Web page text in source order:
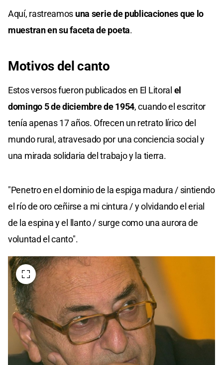
Aquí, rastreamos una serie de publicaciones que lo
muestran en su faceta de poeta.
Motivos del canto
Estos versos fueron publicados en El Litoral el
domingo 5 de diciembre de 1954, cuando el escritor
tenía apenas 17 años. Ofrecen un retrato lírico del
mundo rural, atravesado por una conciencia social y
una mirada solidaria del trabajo y la tierra.
"Penetro en el dominio de la espiga madura / sintiendo
el río de oro ceñirse a mi cintura / y olvidando el erial
de la espina y el llanto / surge como una aurora de
voluntad el canto".